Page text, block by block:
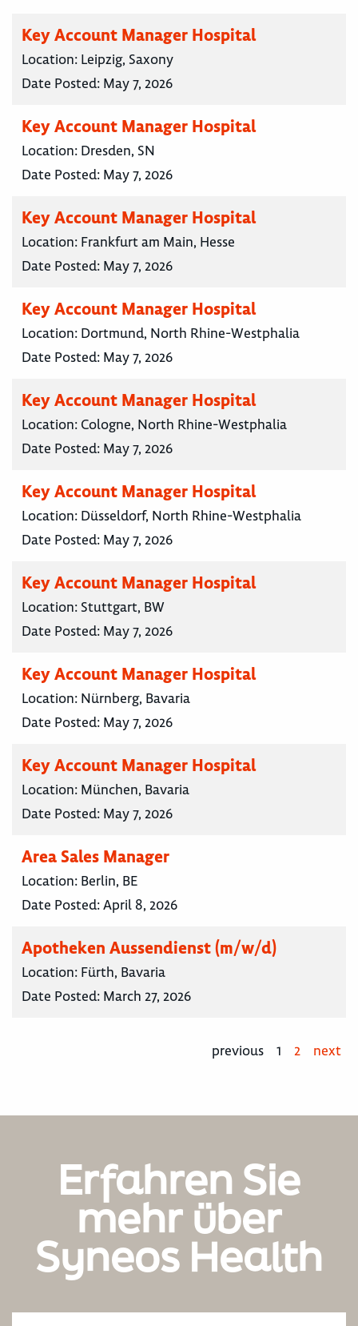
Key Account Manager Hospital
Location: Leipzig, Saxony
Date Posted: May 7, 2026
Key Account Manager Hospital
Location: Dresden, SN
Date Posted: May 7, 2026
Key Account Manager Hospital
Location: Frankfurt am Main, Hesse
Date Posted: May 7, 2026
Key Account Manager Hospital
Location: Dortmund, North Rhine-Westphalia
Date Posted: May 7, 2026
Key Account Manager Hospital
Location: Cologne, North Rhine-Westphalia
Date Posted: May 7, 2026
Key Account Manager Hospital
Location: Düsseldorf, North Rhine-Westphalia
Date Posted: May 7, 2026
Key Account Manager Hospital
Location: Stuttgart, BW
Date Posted: May 7, 2026
Key Account Manager Hospital
Location: Nürnberg, Bavaria
Date Posted: May 7, 2026
Key Account Manager Hospital
Location: München, Bavaria
Date Posted: May 7, 2026
Area Sales Manager
Location: Berlin, BE
Date Posted:April 8, 2026
Apotheken Aussendienst (m/w/d)
Location: Fürth, Bavaria
Date Posted: March 27, 2026
previous 1 2 next
Erfahren Sie
mehr über
Syneos Health